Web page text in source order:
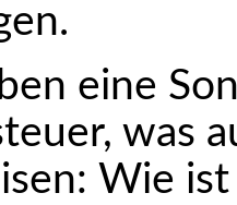
eine
was
Wie